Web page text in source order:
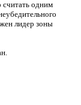
одним
лидер зоны